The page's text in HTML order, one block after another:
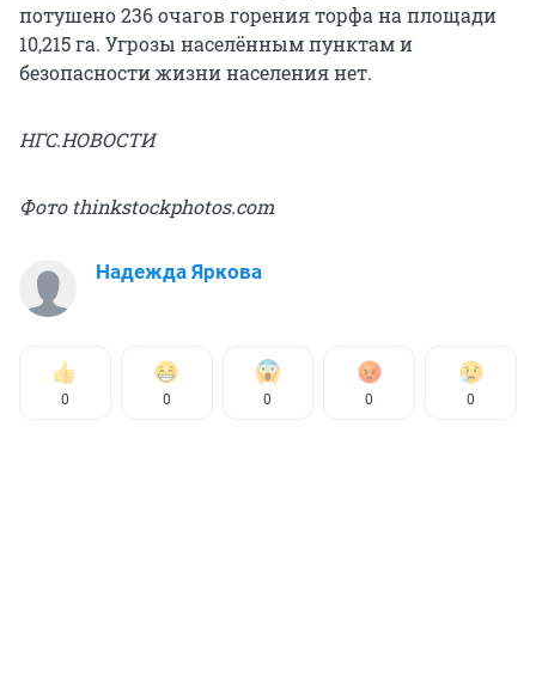
потушено 236 очагов горения торфа на площади
10,215 га. Угрозы населённым пунктам и
безопасности жизни населения нет.
НГС.НОВОСТИ
Фото thinkstockphotos.com
Надежда Яркова
0 0 0 0 0